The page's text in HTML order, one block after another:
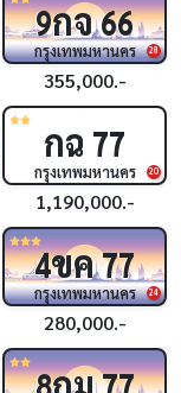
28
9กจ66
กรุงเทพมหานคร
355,000.-
20
กฉ 77
กรุงเทพมหานคร
1,190,000.-
24
4ขค77
กรุงเทพมหานคร
280,000.-
กม